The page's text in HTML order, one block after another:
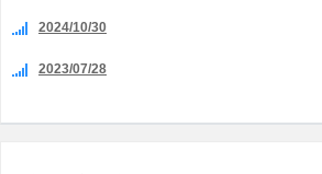
2024/10/30
2023/07/28